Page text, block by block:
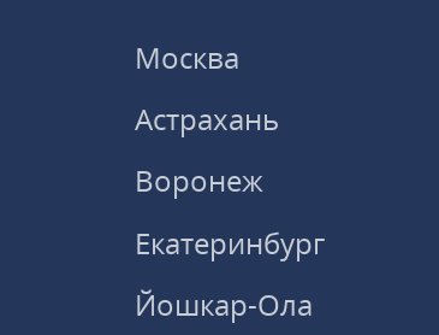
Москва
Астрахань
Воронеж
Екатеринбург
Йошкар-Ола